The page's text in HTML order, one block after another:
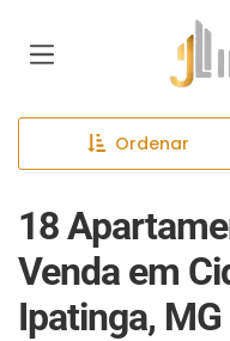
Ordenar
18
Venda em
Ipatinga, MG